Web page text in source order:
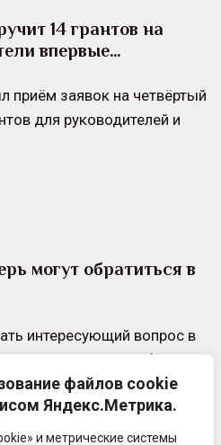
файлов cookie
Яндекс.Метрика.
и метрические системы
14 грантов на
впервые…
приём заявок на четвёртый
для руководителей и
могут обратиться в
интересующий вопрос в
приложении СберБанк
иностранных языках,